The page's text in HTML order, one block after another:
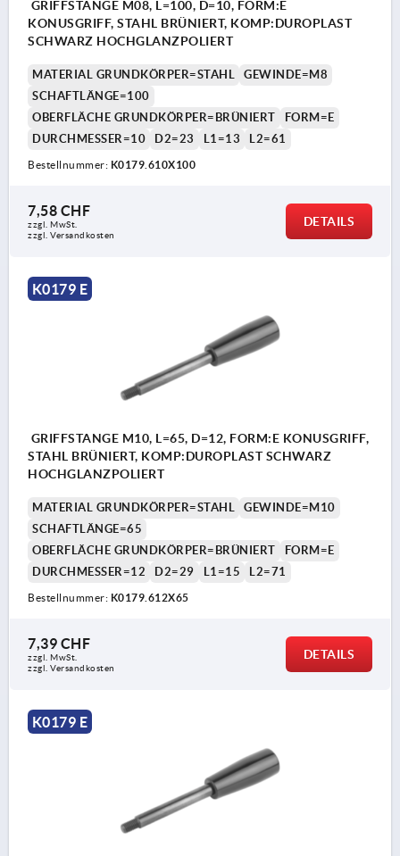
GRIFFSTANGE M08, L=100, D=10, FORM:E
KONUSGRIFF, STAHL BRÜNIERT, KOMP:DUROPLAST
SCHWARZ HOCHGLANZPOLIERT
MATERIAL GRUNDKÖRPER=STAHL
GEWINDE=M8
SCHAFTLÄNGE=100
OBERFLÄCHE GRUNDKÖRPER=BRÜNIERT
FORM=E
DURCHMESSER=10
D2=23 L1=13 L2=61
Bestellnummer: K0179.610X100
7,58 CHF
zzgl. MwSt.
zzgl. Versandkosten
DETAILS
K0179 E
GRIFFSTANGE M10, L=65, D=12, FORM:E KONUSGRIFF,
STAHL BRÜNIERT, KOMP:DUROPLAST SCHWARZ
HOCHGLANZPOLIERT
MATERIAL GRUNDKÖRPER=STAHL
GEWINDE=M10
SCHAFTLÄNGE=65
OBERFLÄCHE GRUNDKÖRPER=BRÜNIERT
FORM=E
DURCHMESSER=12
D2=29 L1=15 L2=71
Bestellnummer: K0179.612X65
7,39 CHF
zzgl. MwSt.
zzgl. Versandkosten
DETAILS
K0179 E